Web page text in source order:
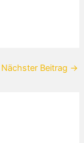
Nächster Beitrag →